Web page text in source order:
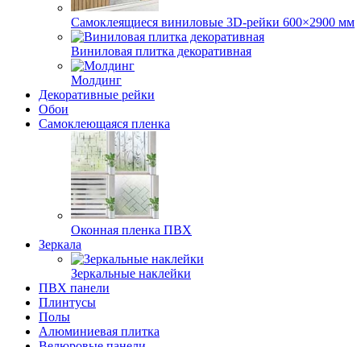
Самоклеящиеся виниловые 3D‑рейки 600×2900 мм
Виниловая плитка декоративная
Молдинг
Декоративные рейки
Обои
Самоклеющаяся пленка
Оконная пленка ПВХ
Зеркала
Зеркальные наклейки
ПВХ панели
Плинтусы
Полы
Алюминиевая плитка